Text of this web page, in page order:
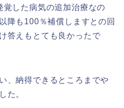
した病気の追加治療なの
降も100％補償しますとの回
答えもとても良かったで
、納得できるところまでや
た。